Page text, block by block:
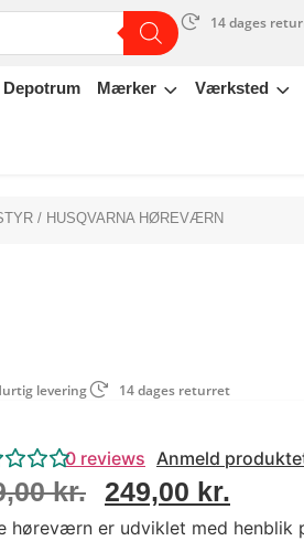
14 dages
Depotrum Mærker Værksted
/ HUSQVARNA HØREVÆRN
levering 14 dages returret
0 reviews Anmeld
kr. 249,00 kr.
høreværn er udviklet med